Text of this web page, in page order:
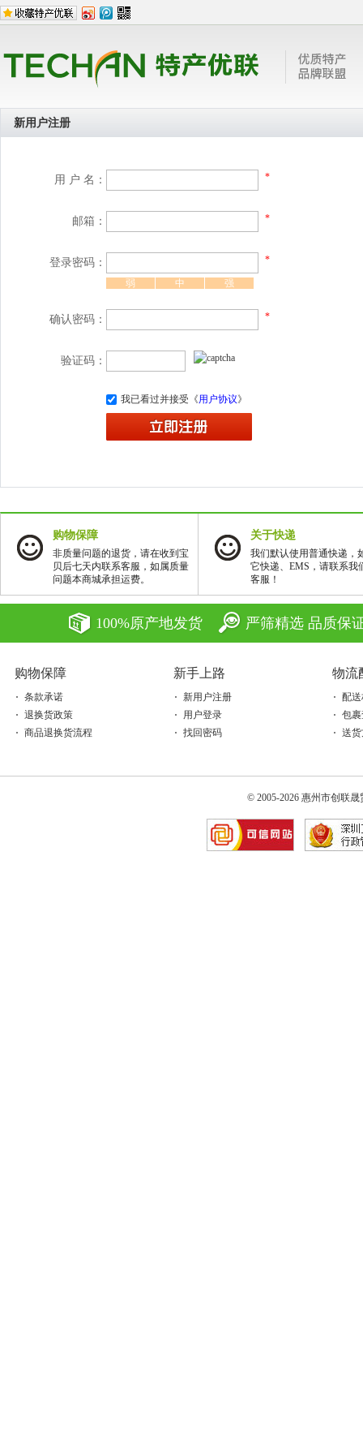
新用户注册
用 户 名： *
邮箱： *
登录密码： *
弱 中 强
确认密码： *
验证码：
我已看过并接受《用户协议》
购物保障
非质量问题的退货，请在收到宝
贝后七天内联系客服，如属质量
问题本商城承担运费。
关于快递
我们默认使用普通快递，
它快递、EMS，请联系我
客服！
100%原产地发货 严筛精选 品质保
购物保障
条款承诺
退换货政策
商品退换货流程
新手上路
新用户注册
用户登录
找回密码
物流
配
包
送
© 2005-2026 惠州市创联